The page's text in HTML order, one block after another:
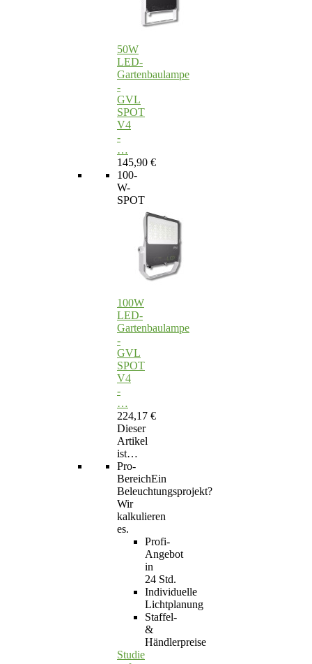
50W
LED-
Gartenbaulampe
-
GVL
SPOT
V4
-
…
145,90 €
100-
W-
SPOT
100W
LED-
Gartenbaulampe
-
GVL
SPOT
V4
-
…
224,17 €
Dieser
Artikel
ist…
Pro-
BereichEin
Beleuchtungsprojekt?
Wir
kalkulieren
es.
Profi-
Angebot
in
24 Std.
Individuelle
Lichtplanung
Staffel-
&
Händlerpreise
Studie